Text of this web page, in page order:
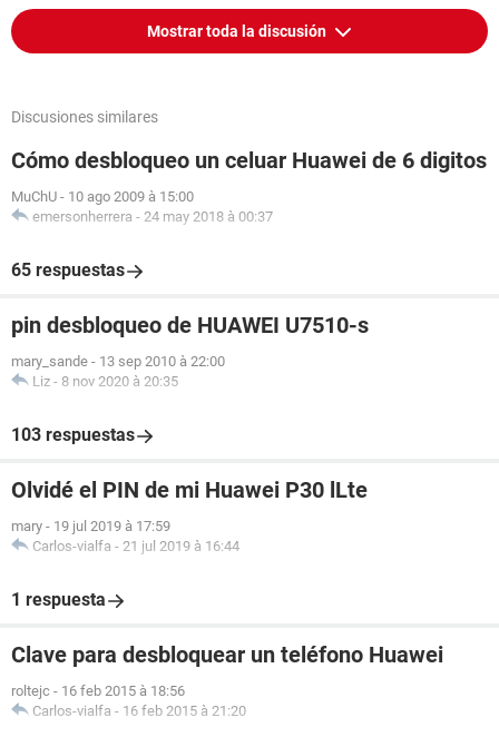
Mostrar toda la discusión
Discusiones similares
Cómo desbloqueo un celuar Huawei de 6 digitos
MuChU - 10 ago 2009 à 15:00
emersonherrera - 24 may 2018 à 00:37
65 respuestas
pin desbloqueo de HUAWEI U7510-s
mary_sande - 13 sep 2010 à 22:00
Liz - 8 nov 2020 à 20:35
103 respuestas
Olvidé el PIN de mi Huawei P30 lLte
mary - 19 jul 2019 à 17:59
Carlos-vialfa - 21 jul 2019 à 16:44
1 respuesta
Clave para desbloquear un teléfono Huawei
roltejc - 16 feb 2015 à 18:56
Carlos-vialfa - 16 feb 2015 à 21:20